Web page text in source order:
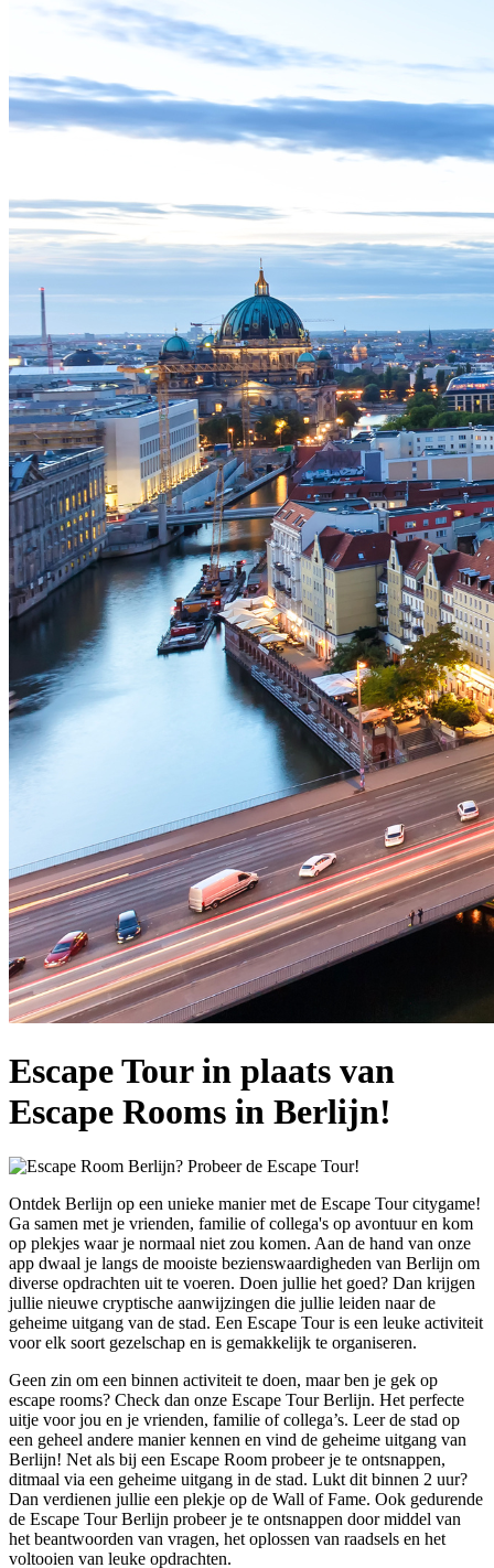
Escape Tour in plaats van
Escape Rooms in Berlijn!
Ontdek Berlijn op een unieke manier met de Escape Tour citygame!
Ga samen met je vrienden, familie of collega's op avontuur en kom
op plekjes waar je normaal niet zou komen. Aan de hand van onze
app dwaal je langs de mooiste bezienswaardigheden van Berlijn om
diverse opdrachten uit te voeren. Doen jullie het goed? Dan krijgen
jullie nieuwe cryptische aanwijzingen die jullie leiden naar de
geheime uitgang van de stad. Een Escape Tour is een leuke activiteit
voor elk soort gezelschap en is gemakkelijk te organiseren.
Geen zin om een binnen activiteit te doen, maar ben je gek op
escape rooms? Check dan onze Escape Tour Berlijn. Het perfecte
uitje voor jou en je vrienden, familie of collega’s. Leer de stad op
een geheel andere manier kennen en vind de geheime uitgang van
Berlijn! Net als bij een Escape Room probeer je te ontsnappen,
ditmaal via een geheime uitgang in de stad. Lukt dit binnen 2 uur?
Dan verdienen jullie een plekje op de Wall of Fame. Ook gedurende
de Escape Tour Berlijn probeer je te ontsnappen door middel van
het beantwoorden van vragen, het oplossen van raadsels en het
voltooien van leuke opdrachten.